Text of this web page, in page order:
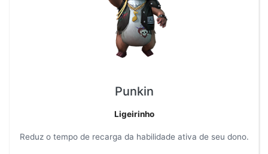
Punkin
Ligeirinho
Reduz o tempo de recarga da habilidade ativa de seu dono.